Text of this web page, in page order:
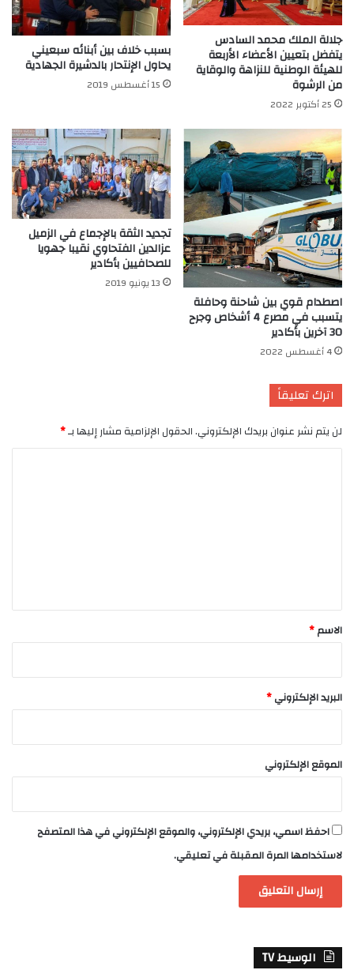
جلالة الملك محمد السادس
يتفضل بتعيين الأعضاء الأربعة
للهيئة الوطنية للنزاهة والوقاية
من الرشوة
25 أكتوبر 2022
بسبب خلاف بين أبنائه سبعيني
يحاول الإنتحار بالدشيرة الجهادية
15 أغسطس 2019
اصطدام قوي بين شاحنة وحافلة
يتسبب في مصرع 4 أشخاص وجرح
30 آخرين بأكادير
4 أغسطس 2022
تجديد الثقة بالإجماع في الزميل
عزالدين الفتحاوي نقيبا جهويا
للصحافيين بأكادير
13 يونيو 2019
اترك تعليقاً
لن يتم نشر عنوان بريدك الإلكتروني.الحقول الإلزامية مشار إليها بـ*
*
الاسم*
البريد الإلكتروني*
الموقع الإلكتروني
احفظ اسمي، بريدي الإلكتروني، والموقع الإلكتروني في هذا المتصفح
لاستخدامها المرة المقبلة في تعليقي.
الوسيط TV